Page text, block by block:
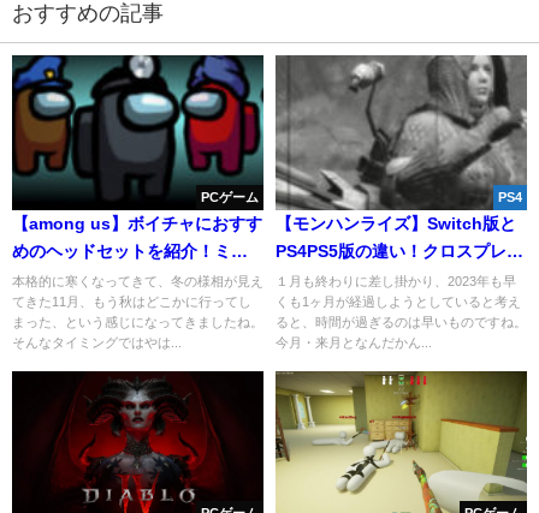
おすすめの記事
PCゲーム
【among us】ボイチャにおすす
めのヘッドセットを紹介！ミュ
ートON/OFFも簡単に！
本格的に寒くなってきて、冬の様相が見え
てきた11月、もう秋はどこかに行ってし
まった、という感じになってきましたね。
そんなタイミングではやは...
PS4
【モンハンライズ】Switch版と
PS4PS5版の違い！クロスプレイ
は対応される？
１月も終わりに差し掛かり、2023年も早
くも1ヶ月が経過しようとしていると考え
ると、時間が過ぎるのは早いものですね。
今月・来月となんだかん...